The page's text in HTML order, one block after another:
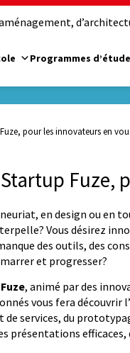
Programmes
pour les innovateurs en
Fuze,
en design ou en
Vous désirez
des outils, des
et progresser?
, animé par des
vous fera découvrir
services, du
présentations